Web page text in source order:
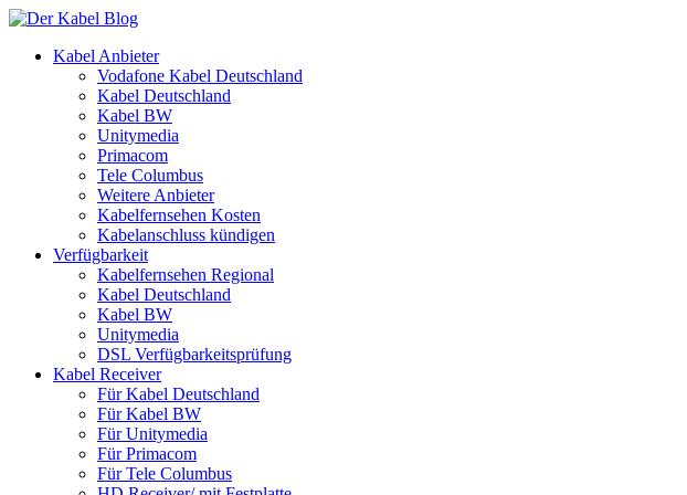
Kabel Anbieter
Vodafone Kabel Deutschland
Kabel Deutschland
Kabel BW
Unitymedia
Primacom
Tele Columbus
Weitere Anbieter
Kabelfernsehen Kosten
Kabelanschluss kündigen
Verfügbarkeit
Kabelfernsehen Regional
Kabel Deutschland
Kabel BW
Unitymedia
DSL Verfügbarkeitsprüfung
Kabel Receiver
Für Kabel Deutschland
Für Kabel BW
Für Unitymedia
Für Primacom
Für Tele Columbus